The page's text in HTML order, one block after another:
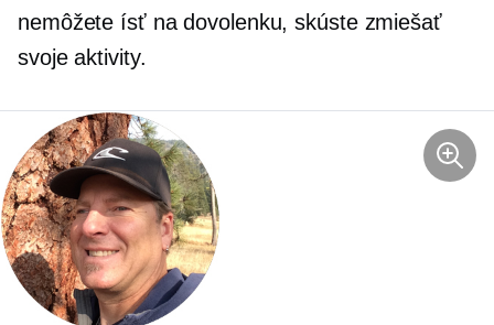
nemôžete ísť na dovolenku, skúste zmiešať
svoje aktivity.